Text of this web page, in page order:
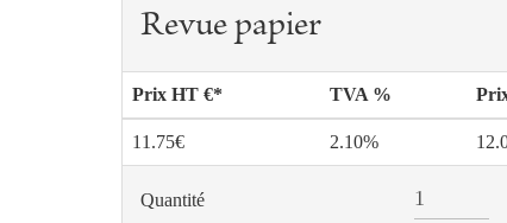
Revue papier
Prix HT €* TVA %
11.75€ 2.10%
Quantité